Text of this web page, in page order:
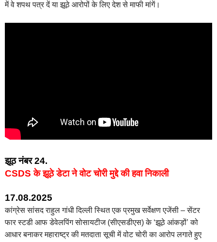
में वे शपथ पत्र दें या झूठे आरोपों के लिए देश से माफी मांगें।
झूठ नंबर 24.
CSDS के झूठे डेटा ने वोट चोरी मुद्दे की हवा निकाली
17.08.2025
कांग्रेस सांसद राहुल गांधी दिल्ली स्थित एक प्रमुख सर्वेक्षण एजेंसी – सेंटर
फार स्टडी आफ डेवेलपिंग सोसायटीज (सीएसडीएस) के ‘झूठे आंकड़ों’ को
आधार बनाकर महाराष्ट्र की मतदाता सूची में वोट चोरी का आरोप लगाते हुए